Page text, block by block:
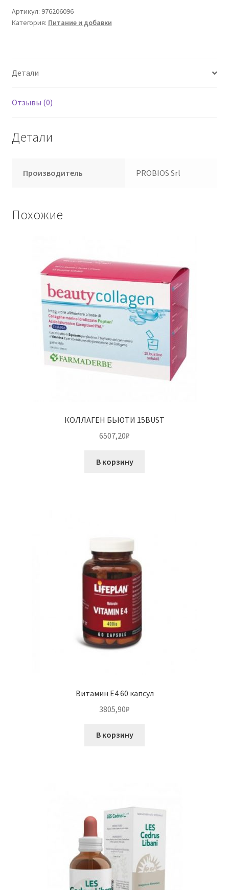
M-
Cereals
Артикул: 976206096
Категория: Питание и добавки
Детали
Отзывы (0)
Детали
Производитель PROBIOS Srl
Похожие
КОЛЛАГЕН БЬЮТИ 15BUST
6507,20₽
В корзину
Витамин E4 60 капсул
3805,90₽
В корзину